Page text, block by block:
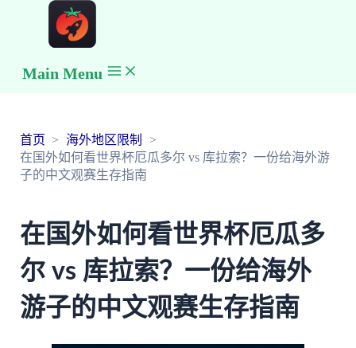
Main Menu
首页
海外地区限制
在国外如何看世界杯厄瓜多尔 vs 库拉索？一份给海外游
子的中文观赛生存指南
在国外如何看世界杯厄瓜多
尔 vs 库拉索？一份给海外
游子的中文观赛生存指南